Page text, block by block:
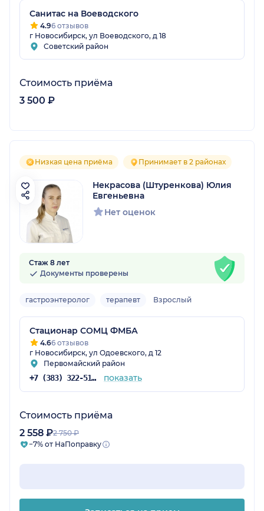
Санитас на Воеводского
4.96 отзывов
г Новосибирск, ул Воеводского, д 18
Советский район
Стоимость приёма
3 500 ₽
Низкая цена приёма Принимает в 2 районах
Некрасова (Штуренкова) Юлия
Евгеньевна
Нет оценок
Стаж 8 лет
Документы проверены
гастроэнтеролог терапевт Взрослый
Стационар СОМЦ ФМБА
4.66 отзывов
г Новосибирск, ул Одоевского, д 12
Первомайский район
+7 (383) 322-51-13 показать
Стоимость приёма
2 558 ₽2 750 ₽
−7% от НаПоправку